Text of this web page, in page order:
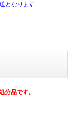
となります
分品です。